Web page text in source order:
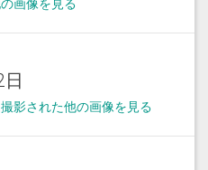
画像を見る
影された他の画像を見る